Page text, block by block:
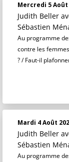
Mercredi 5 Août
Judith Beller
Sébastien
Au programme
contre les
? / Faut-il
Mardi 4 Août
Judith Beller
Sébastien
Au programme